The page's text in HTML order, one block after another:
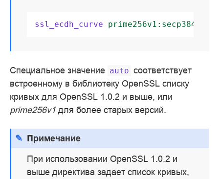
ssl_ecdh_curve prime256v1:secp384r1
Специальное значение auto соответствует
встроенному в библиотеку OpenSSL списку
кривых для OpenSSL 1.0.2 и выше, или
prime256v1 для более старых версий.
Примечание
При использовании OpenSSL 1.0.2 и
выше директива задает список кривых,